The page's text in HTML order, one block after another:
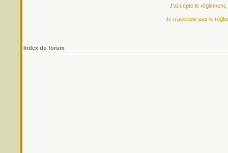
J'accepte le
Je n'accepte pas le
Index du forum